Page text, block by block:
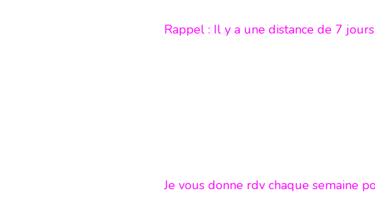
Rappel : Il y a une distance de 7
Je vous donne rdv chaque semaine